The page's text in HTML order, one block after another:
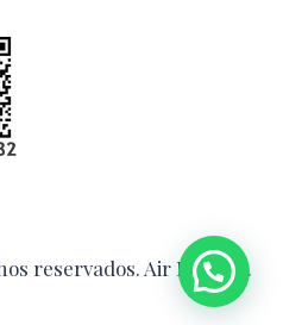
reservados. Air Femme.